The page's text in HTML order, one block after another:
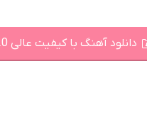
دانلود آهنگ با کیفیت عالی 320